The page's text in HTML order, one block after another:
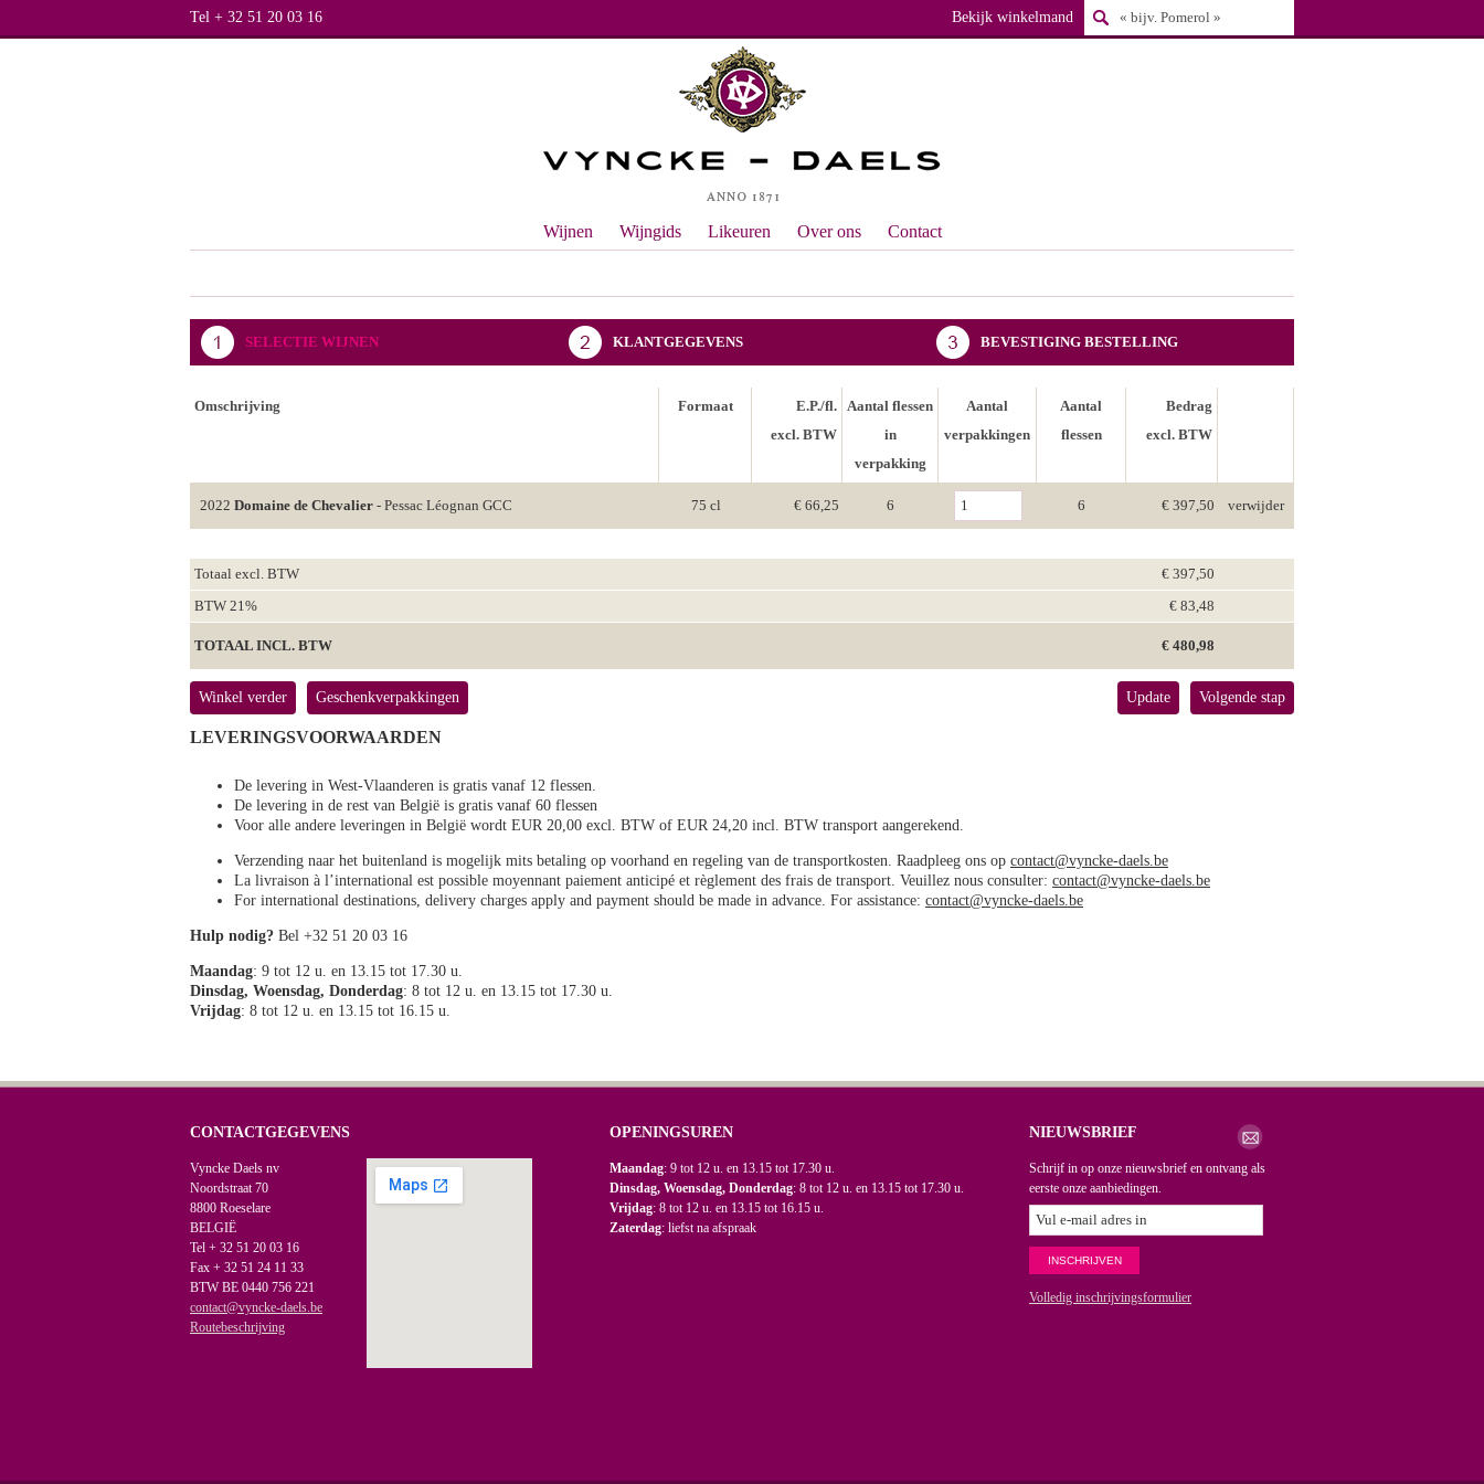
Tel + 32 51 20 03 16 Bekijk winkelmand
Wijnen Wijngids Likeuren Over ons Contact
SELECTIE WIJNEN KLANTGEGEVENS BEVESTIGING BESTELLING
Omschrijving Formaat
E.P./fl.
excl. BTW
Aantal flessen
in
verpakking
Aantal
verpakkingen
Aantal
flessen
Bedrag
excl. BTW
2022 Domaine de Chevalier - Pessac Léognan GCC 75 cl € 66,25 6 6 € 397,50 verwijder
Totaal excl. BTW
€ 397,50
BTW 21%
€ 83,48
TOTAAL INCL. BTW € 480,98
Winkel verder Geschenkverpakkingen Volgende stap
Update
LEVERINGSVOORWAARDEN
De levering in West-Vlaanderen is gratis vanaf 12 flessen.
De levering in de rest van België is gratis vanaf 60 flessen
Voor alle andere leveringen in België wordt EUR 20,00 excl. BTW of EUR 24,20 incl. BTW transport aangerekend.
Verzending naar het buitenland is mogelijk mits betaling op voorhand en regeling van de transportkosten. Raadpleeg ons op contact@vyncke-daels.be
La livraison à l’international est possible moyennant paiement anticipé et règlement des frais de transport. Veuillez nous consulter: contact@vyncke-daels.be
For international destinations, delivery charges apply and payment should be made in advance. For assistance: contact@vyncke-daels.be
Hulp nodig? Bel +32 51 20 03 16
Maandag: 9 tot 12 u. en 13.15 tot 17.30 u.
Dinsdag, Woensdag, Donderdag: 8 tot 12 u. en 13.15 tot 17.30 u.
Vrijdag: 8 tot 12 u. en 13.15 tot 16.15 u.
CONTACTGEGEVENS
Vyncke Daels nv
Noordstraat 70
8800 Roeselare
BELGIË
Tel + 32 51 20 03 16
Fax + 32 51 24 11 33
BTW BE 0440 756 221
contact@vyncke-daels.be
Routebeschrijving
OPENINGSUREN
Maandag: 9 tot 12 u. en 13.15 tot 17.30 u.
Dinsdag, Woensdag, Donderdag: 8 tot 12 u. en 13.15 tot 17.30 u.
Vrijdag: 8 tot 12 u. en 13.15 tot 16.15 u.
Zaterdag: liefst na afspraak
NIEUWSBRIEF
Schrijf in op onze nieuwsbrief en ontvang als
eerste onze aanbiedingen.
Volledig inschrijvingsformulier